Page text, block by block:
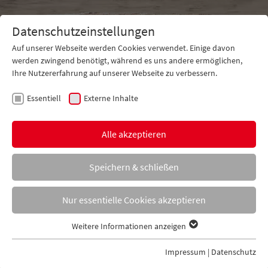
Kontakt Tel. +49 5971 16130-0
Datenschutzeinstellungen
Auf unserer Webseite werden Cookies verwendet. Einige davon
werden zwingend benötigt, während es uns andere ermöglichen,
Ihre Nutzererfahrung auf unserer Webseite zu verbessern.
Essentiell Externe Inhalte
Alle akzeptieren
Speichern & schließen
Nur essentielle Cookies akzeptieren
Essentielle Cookies werden für grundlegende Funktionen der
Webseite benötigt. Dadurch ist gewährleistet, dass die Webseite
Weitere Informationen anzeigen
Impressum | Datenschutz